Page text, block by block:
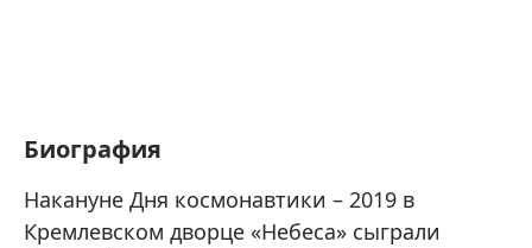
Биография
Накануне Дня космонавтики – 2019 в
Кремлевском дворце «Небеса» сыграли